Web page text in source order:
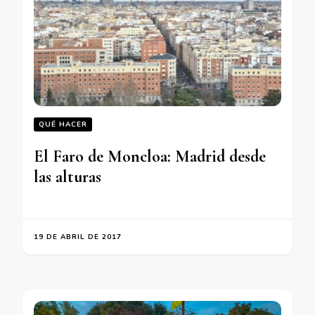
QUÉ HACER
El Faro de Moncloa: Madrid desde
las alturas
19 DE ABRIL DE 2017